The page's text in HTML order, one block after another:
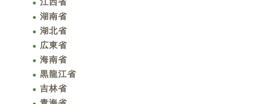
江西省
湖南省
湖北省
広東省
海南省
黒龍江省
吉林省